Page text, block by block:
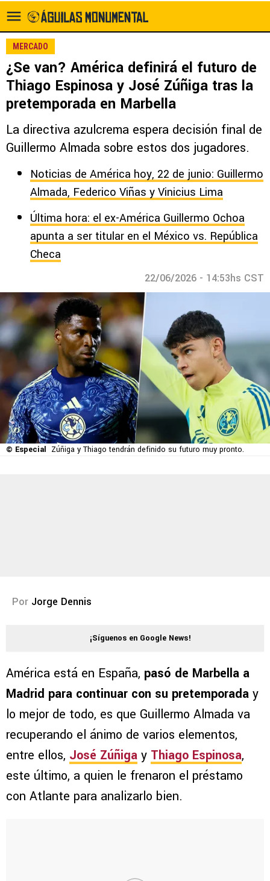
MERCADO
¿Se van? América definirá el futuro de
Thiago Espinosa y José Zúñiga tras la
pretemporada en Marbella
La directiva azulcrema espera decisión final de
Guillermo Almada sobre estos dos jugadores.
Noticias de América hoy, 22 de junio: Guillermo
Almada, Federico Viñas y Vinicius Lima
Última hora: el ex-América Guillermo Ochoa
apunta a ser titular en el México vs. República
Checa
22/06/2026 - 14:53hs CST
© Especial Zúñiga y Thiago tendrán definido su futuro muy pronto.
Por Jorge Dennis
¡Síguenos en Google News!
América está en España, pasó de Marbella a
Madrid para continuar con su pretemporada y
lo mejor de todo, es que Guillermo Almada va
recuperando el ánimo de varios elementos,
entre ellos, José Zúñiga y Thiago Espinosa,
este último, a quien le frenaron el préstamo
con Atlante para analizarlo bien.